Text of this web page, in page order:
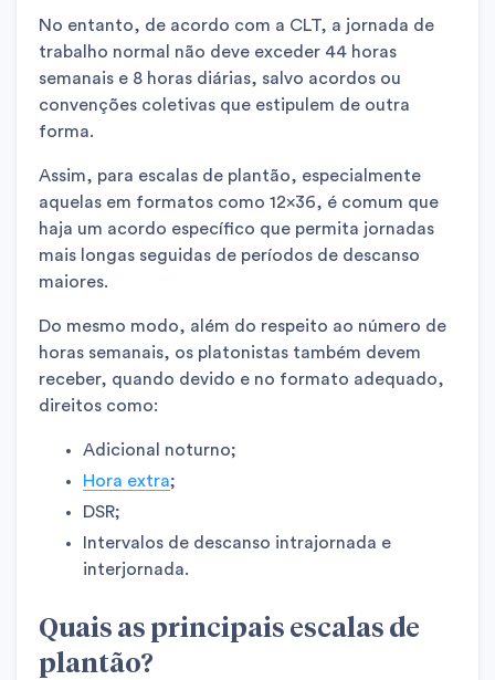
No entanto, de acordo com a CLT, a jornada de
trabalho normal não deve exceder 44 horas
semanais e 8 horas diárias, salvo acordos ou
convenções coletivas que estipulem de outra
forma.
Assim, para escalas de plantão, especialmente
aquelas em formatos como 12×36, é comum que
haja um acordo específico que permita jornadas
mais longas seguidas de períodos de descanso
maiores.
Do mesmo modo, além do respeito ao número de
horas semanais, os platonistas também devem
receber, quando devido e no formato adequado,
direitos como:
Adicional noturno;
Hora extra;
DSR;
Intervalos de descanso intrajornada e
interjornada.
Quais as principais escalas de
plantão?